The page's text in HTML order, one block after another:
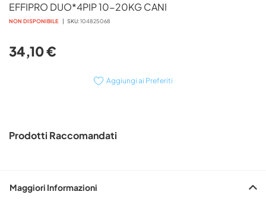
EFFIPRO DUO*4PIP 10-20KG CANI
NON DISPONIBILE SKU 104825068
34,10 €
Aggiungi ai Preferiti
all'inizio
della
immagini
Prodotti Raccomandati
Maggiori Informazioni